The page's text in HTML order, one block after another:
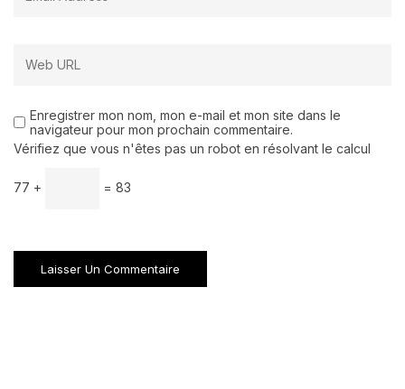
Enregistrer mon nom, mon e-mail et mon site dans le
navigateur pour mon prochain commentaire.
Vérifiez que vous n'êtes pas un robot en résolvant le calcul
77 + = 83